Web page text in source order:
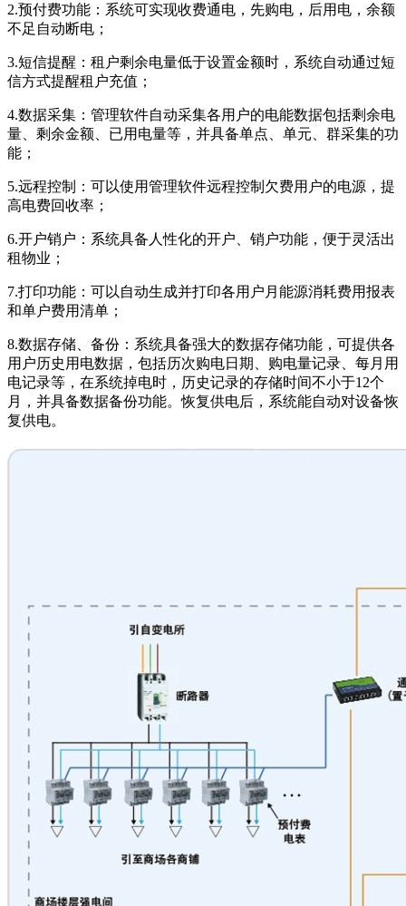
2.预付费功能：系统可实现收费通电，先购电，后用电，余额
不足自动断电；
3.短信提醒：租户剩余电量低于设置金额时，系统自动通过短
信方式提醒租户充值；
4.数据采集：管理软件自动采集各用户的电能数据包括剩余电
量、剩余金额、已用电量等，并具备单点、单元、群采集的功
能；
5.远程控制：可以使用管理软件远程控制欠费用户的电源，提
高电费回收率；
6.开户销户：系统具备人性化的开户、销户功能，便于灵活出
租物业；
7.打印功能：可以自动生成并打印各用户月能源消耗费用报表
和单户费用清单；
8.数据存储、备份：系统具备强大的数据存储功能，可提供各
用户历史用电数据，包括历次购电日期、购电量记录、每月用
电记录等，在系统掉电时，历史记录的存储时间不小于12个
月，并具备数据备份功能。恢复供电后，系统能自动对设备恢
复供电。